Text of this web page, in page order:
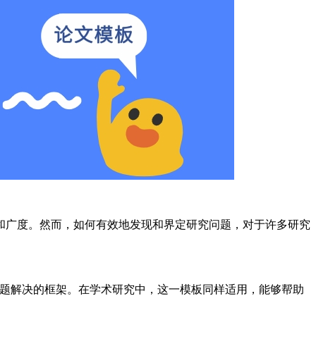
度。然而，如何有效地发现和界定研究问题，对于许多研究
解决的框架。在学术研究中，这一模板同样适用，能够帮助